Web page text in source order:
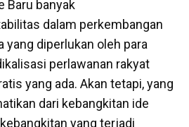
Baru banyak
dalam perkembangan
yang diperlukan oleh para
perlawanan rakyat
yang ada. Akan tetapi, yang
dari kebangkitan ide
yang terjadi